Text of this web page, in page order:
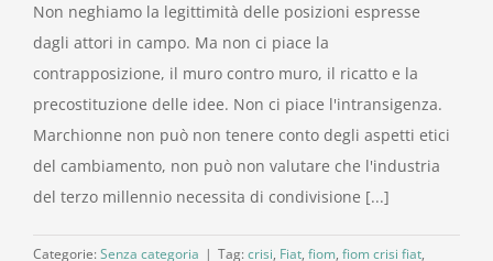
Non neghiamo la legittimità delle posizioni espresse
dagli attori in campo. Ma non ci piace la
contrapposizione, il muro contro muro, il ricatto e la
precostituzione delle idee. Non ci piace l'intransigenza.
Marchionne non può non tenere conto degli aspetti etici
del cambiamento, non può non valutare che l'industria
del terzo millennio necessita di condivisione [...]
Categorie: Senza categoria | Tag: crisi, Fiat, fiom, fiom crisi fiat,